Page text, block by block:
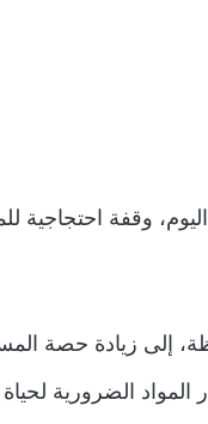
وقفة احتجاجية
إلى زيادة حصة
الضرورية